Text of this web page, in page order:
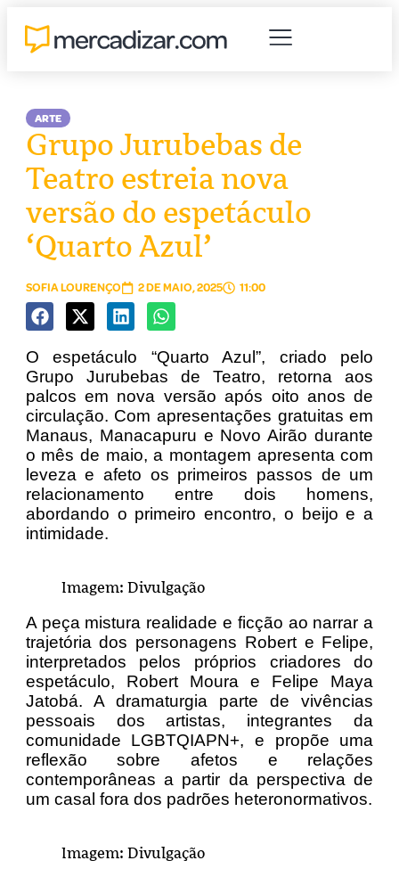
ARTE
Grupo Jurubebas de
Teatro estreia nova
versão do espetáculo
‘Quarto Azul’
SOFIA LOURENÇO 2 DE MAIO, 2025 11:00
O espetáculo “Quarto Azul”, criado pelo
Grupo Jurubebas de Teatro, retorna aos
palcos em nova versão após oito anos de
circulação. Com apresentações gratuitas em
Manaus, Manacapuru e Novo Airão durante
o mês de maio, a montagem apresenta com
leveza e afeto os primeiros passos de um
relacionamento entre dois homens,
abordando o primeiro encontro, o beijo e a
intimidade.
Imagem: Divulgação
A peça mistura realidade e ficção ao narrar a
trajetória dos personagens Robert e Felipe,
interpretados pelos próprios criadores do
espetáculo, Robert Moura e Felipe Maya
Jatobá. A dramaturgia parte de vivências
pessoais dos artistas, integrantes da
comunidade LGBTQIAPN+, e propõe uma
reflexão sobre afetos e relações
contemporâneas a partir da perspectiva de
um casal fora dos padrões heteronormativos.
Imagem: Divulgação